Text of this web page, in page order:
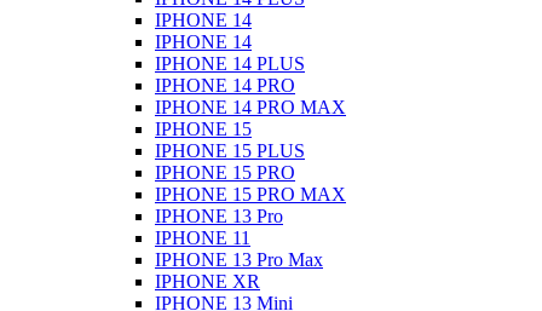
IPHONE 14
IPHONE 14
IPHONE 14 PLUS
IPHONE 14 PRO
IPHONE 14 PRO MAX
IPHONE 15
IPHONE 15 PLUS
IPHONE 15 PRO
IPHONE 15 PRO MAX
IPHONE 13 Pro
IPHONE 11
IPHONE 13 Pro Max
IPHONE XR
IPHONE 13 Mini